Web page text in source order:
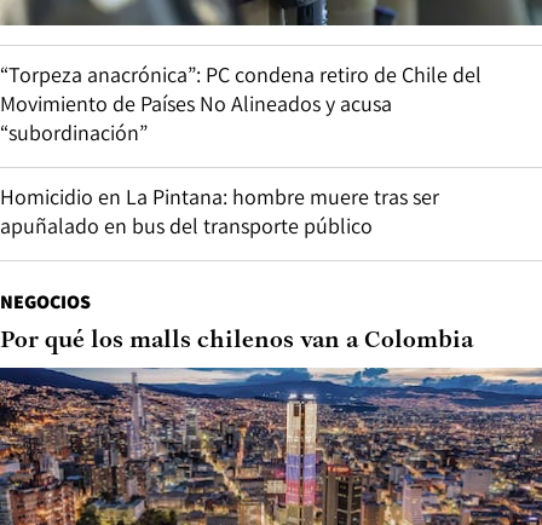
“Torpeza anacrónica”: PC condena retiro de Chile del
Movimiento de Países No Alineados y acusa
“subordinación”
Homicidio en La Pintana: hombre muere tras ser
apuñalado en bus del transporte público
NEGOCIOS
Por qué los malls chilenos van a Colombia